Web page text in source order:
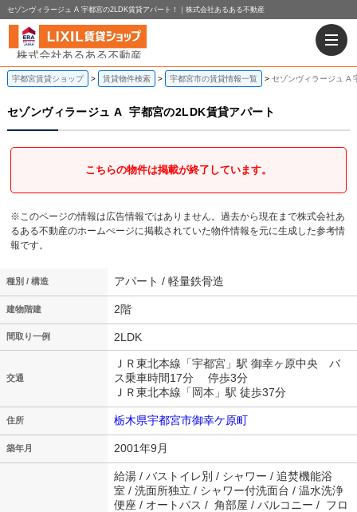
セゾンヴィラージュ A 宇都宮の2LDK賃貸アパート！｜株式会社あるある不動産
宇都宮賃貸ショップ 賃貸物件検索 宇都宮市の賃貸情報一覧 セゾンヴィラージュ A
セゾンヴィラージュ A 宇都宮の2LDK賃貸アパート
こちらの物件は掲載が終了しています。
※このページの情報は広告情報ではありません。過去から現在まで株式会社あ
るある不動産のホームぺージに掲載されていた物件情報を元に生成した参考情
報です。
種別 / 構造 アパート / 軽量鉄骨造
建物階建 2階
間取り一例 2LDK
交通
ＪＲ東北本線「宇都宮」駅 御幸ヶ原中央 バ
ス乗車時間17分 停歩3分
ＪＲ東北本線「岡本」駅 徒歩37分
住所 栃木県宇都宮市御幸ケ原町
築年月 2001年9月
給湯 / バストイレ別 / シャワー / 追焚機能浴
室 / 洗面所独立 / シャワー付洗面台 / 温水洗浄
便座 / オートバス / 角部屋 / バルコニー / フロ